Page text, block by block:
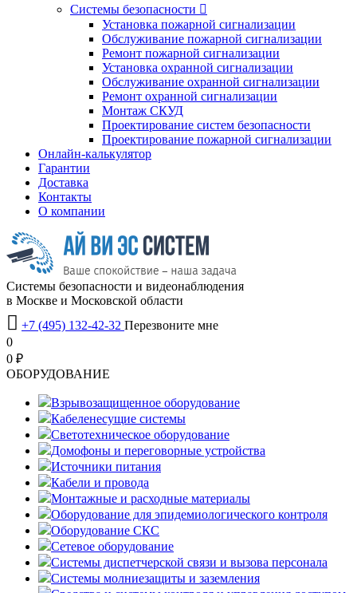
Системы безопасности 
Установка пожарной сигнализации
Обслуживание пожарной сигнализации
Ремонт пожарной сигнализации
Установка охранной сигнализации
Обслуживание охранной сигнализации
Ремонт охранной сигнализации
Монтаж СКУД
Проектирование систем безопасности
Проектирование пожарной сигнализации
Онлайн-калькулятор
Гарантии
Доставка
Контакты
О компании
Системы безопасности и видеонаблюдения
в Москве и Московской области
 +7 (495) 132-42-32 Перезвоните мне
0
0 ₽
OБОРУДОВАНИЕ
Взрывозащищенное оборудование
Кабеленесущие системы
Светотехническое оборудование
Домофоны и переговорные устройства
Источники питания
Кабели и провода
Монтажные и расходные материалы
Оборудование для эпидемиологического контроля
Оборудование СКС
Сетевое оборудование
Системы диспетчерской связи и вызова персонала
Системы молниезащиты и заземления